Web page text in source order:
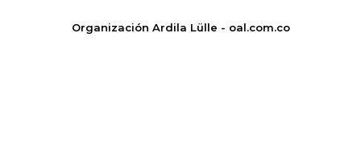
Organización Ardila Lülle - oal.com.co